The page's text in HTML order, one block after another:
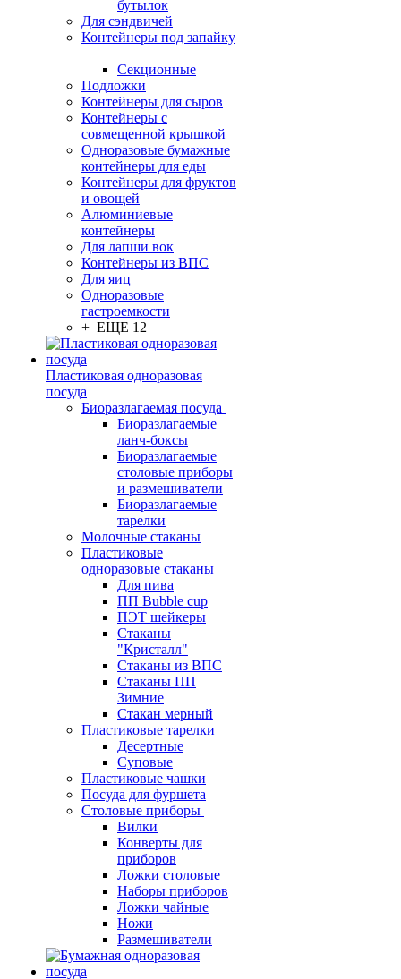
бутылок
Для сэндвичей
Контейнеры под запайку
Секционные
Подложки
Контейнеры для сыров
Контейнеры с
совмещенной крышкой
Одноразовые бумажные
контейнеры для еды
Контейнеры для фруктов
и овощей
Алюминиевые
контейнеры
Для лапши вок
Контейнеры из ВПС
Для яиц
Одноразовые
гастроемкости
+ ЕЩЕ 12
Пластиковая одноразовая
посуда
Биоразлагаемая посуда
Биоразлагаемые
ланч-боксы
Биоразлагаемые
столовые приборы
и размешиватели
Биоразлагаемые
тарелки
Молочные стаканы
Пластиковые
одноразовые стаканы
Для пива
ПП Bubble cup
ПЭТ шейкеры
Стаканы
"Кристалл"
Стаканы из ВПС
Стаканы ПП
Зимние
Стакан мерный
Пластиковые тарелки
Десертные
Суповые
Пластиковые чашки
Посуда для фуршета
Столовые приборы
Вилки
Конверты для
приборов
Ложки столовые
Наборы приборов
Ложки чайные
Ножи
Размешиватели